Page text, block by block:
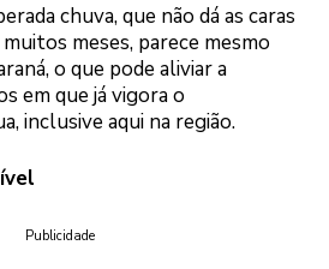
chuva, que não dá as caras
meses, parece mesmo
o que pode aliviar a
em que já vigora o
inclusive aqui na região.
Publicidade